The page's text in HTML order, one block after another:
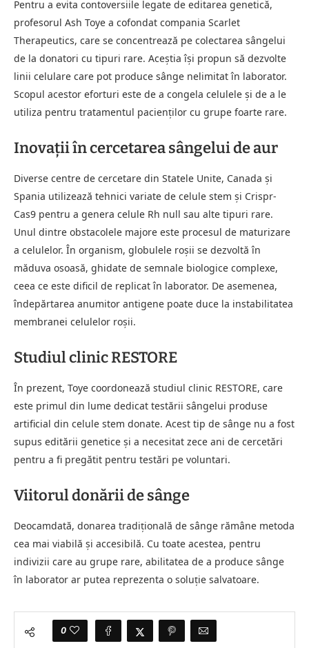
Pentru a evita contoversiile legate de editarea genetică,
profesorul Ash Toye a cofondat compania Scarlet
Therapeutics, care se concentrează pe colectarea sângelui
de la donatori cu tipuri rare. Aceștia își propun să dezvolte
linii celulare care pot produce sânge nelimitat în laborator.
Scopul acestor eforturi este de a congela celulele și de a le
utiliza pentru tratamentul pacienților cu grupe foarte rare.
Inovații în cercetarea sângelui de aur
Diverse centre de cercetare din Statele Unite, Canada și
Spania utilizează tehnici variate de celule stem și Crispr-
Cas9 pentru a genera celule Rh null sau alte tipuri rare.
Unul dintre obstacolele majore este procesul de maturizare
a celulelor. În organism, globulele roșii se dezvoltă în
măduva osoasă, ghidate de semnale biologice complexe,
ceea ce este dificil de replicat în laborator. De asemenea,
îndepărtarea anumitor antigene poate duce la instabilitatea
membranei celulelor roșii.
Studiul clinic RESTORE
În prezent, Toye coordonează studiul clinic RESTORE, care
este primul din lume dedicat testării sângelui produse
artificial din celule stem donate. Acest tip de sânge nu a fost
supus editării genetice și a necesitat zece ani de cercetări
pentru a fi pregătit pentru testări pe voluntari.
Viitorul donării de sânge
Deocamdată, donarea tradițională de sânge rămâne metoda
cea mai viabilă și accesibilă. Cu toate acestea, pentru
indivizii care au grupe rare, abilitatea de a produce sânge
în laborator ar putea reprezenta o soluție salvatoare.
0